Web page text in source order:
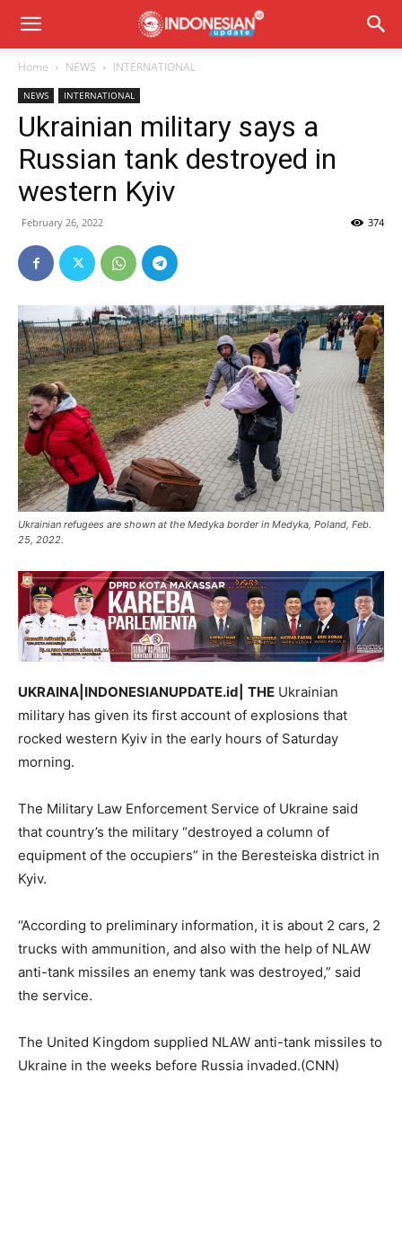
Home NEWS INTERNATIONAL
NEWS INTERNATIONAL
Ukrainian military says a
Russian tank destroyed in
western Kyiv
February 26, 2022 374
Ukrainian refugees are shown at the Medyka border in Medyka, Poland, Feb.
25, 2022.
UKRAINA|INDONESIANUPDATE.id| THE Ukrainian
military has given its first account of explosions that
rocked western Kyiv in the early hours of Saturday
morning.
The Military Law Enforcement Service of Ukraine said
that country’s the military “destroyed a column of
equipment of the occupiers” in the Beresteiska district in
Kyiv.
‘’According to preliminary information, it is about 2 cars, 2
trucks with ammunition, and also with the help of NLAW
anti-tank missiles an enemy tank was destroyed,” said
the service.
The United Kingdom supplied NLAW anti-tank missiles to
Ukraine in the weeks before Russia invaded.(CNN)